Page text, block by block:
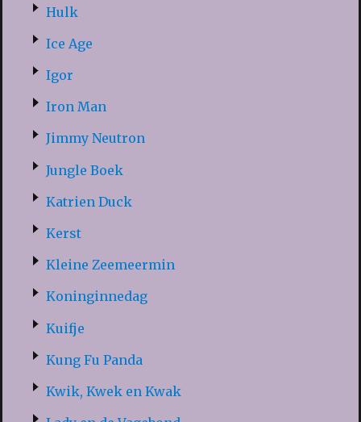
Hulk
Ice Age
Igor
Iron Man
Jimmy Neutron
Jungle Boek
Katrien Duck
Kerst
Kleine Zeemeermin
Koninginnedag
Kuifje
Kung Fu Panda
Kwik, Kwek en Kwak